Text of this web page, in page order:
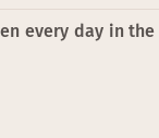
every day in